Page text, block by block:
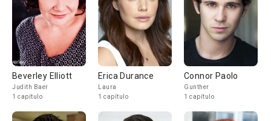
Beverley Elliott
Judith Baer
1 capítulo
Erica Durance
Laura
1 capítulo
Connor Paolo
Gunther
1 capítulo